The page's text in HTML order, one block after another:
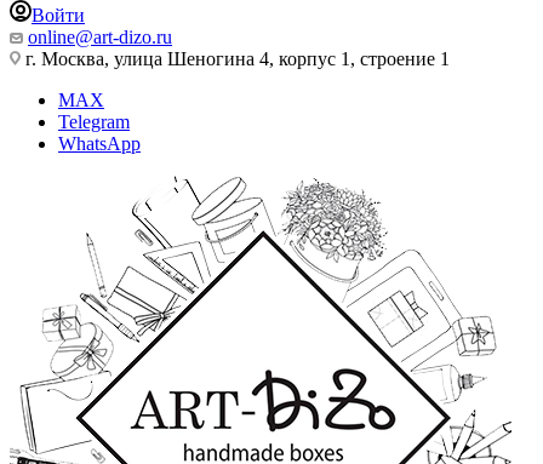
Войти
online@art-dizo.ru
г. Москва, улица Шеногина 4, корпус 1, строение 1
MAX
Telegram
WhatsApp